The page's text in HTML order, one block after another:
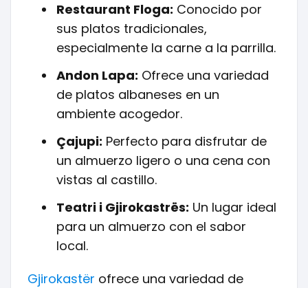
Restaurant Floga: Conocido por
sus platos tradicionales,
especialmente la carne a la parrilla.
Andon Lapa: Ofrece una variedad
de platos albaneses en un
ambiente acogedor.
Çajupi: Perfecto para disfrutar de
un almuerzo ligero o una cena con
vistas al castillo.
Teatri i Gjirokastrës: Un lugar ideal
para un almuerzo con el sabor
local.
Gjirokastër ofrece una variedad de